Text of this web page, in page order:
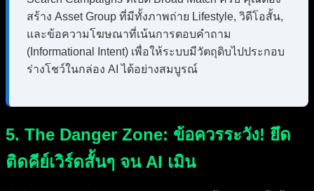
สร้าง Asset Group ที่มีทั้งภาพถ่าย Lifestyle, วิดีโอสั้น,
และข้อความโฆษณาที่เน้นการตอบคำถาม
(Informational Intent) เพื่อให้ระบบมีวัตถุดิบไปประกอบ
ร่างโชว์ในกล่อง AI ได้อย่างสมบูรณ์
5. The Danger Zone: ข้อควรระวัง! ยึด
ติดคีย์เวิร์ดสั้นๆ จน AI เมิน